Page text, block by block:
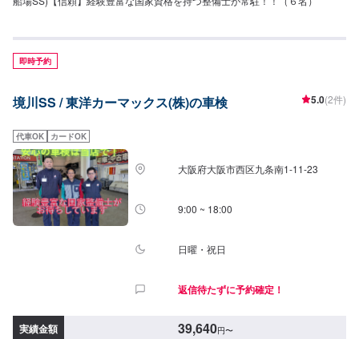
即時予約
境川SS / 東洋カーマックス(株)の車検 5.0(2件)
代車OK カードOK
大阪府大阪市西区九条南1-11-23
9:00 ~ 18:00
日曜・祝日
返信待たずに予約確定！
実績金額 39,640円〜